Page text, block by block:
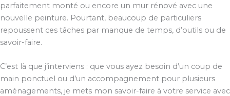
parfaitement monté ou encore un mur rénové avec une
nouvelle peinture. Pourtant, beaucoup de particuliers
repoussent ces tâches par manque de temps, d’outils ou de
savoir-faire.
C’est là que j’interviens : que vous ayez besoin d’un coup de
main ponctuel ou d’un accompagnement pour plusieurs
aménagements, je mets mon savoir-faire à votre service avec